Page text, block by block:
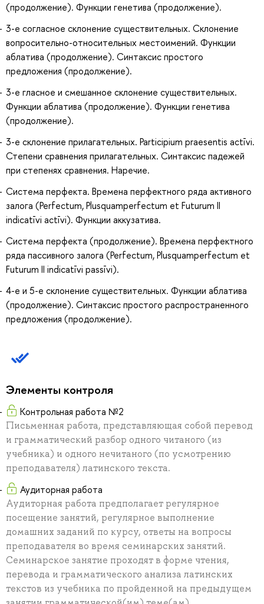
(продолжение). Функции генетива (продолжение).
3-е согласное склонение существительных. Склонение
вопросительно-относительных местоимений. Функции
аблатива (продолжение). Синтаксис простого
предложения (продолжение).
3-е гласное и смешанное склонение существительных.
Функции аблатива (продолжение). Функции генетива
(продолжение).
3-е склонение прилагательных. Participium praesentis actīvi.
Степени сравнения прилагательных. Синтаксис падежей
при степенях сравнения. Наречие.
Система перфекта. Времена перфектного ряда активного
залога (Perfectum, Plusquamperfectum et Futurum II
indicatīvi actīvi). Функции аккузатива.
Система перфекта (продолжение). Времена перфектного
ряда пассивного залога (Perfectum, Plusquamperfectum et
Futurum II indicatīvi passīvi).
4-е и 5-е склонение существительных. Функции аблатива
(продолжение). Синтаксис простого распространенного
предложения (продолжение).
Элементы контроля
Контрольная работа №2
Письменная работа, представляющая собой перевод
и грамматический разбор одного читаного (из
учебника) и одного нечитаного (по усмотрению
преподавателя) латинского текста.
Аудиторная работа
Аудиторная работа предполагает регулярное
посещение занятий, регулярное выполнение
домашних заданий по курсу, ответы на вопросы
преподавателя во время семинарских занятий.
Семинарское занятие проходят в форме чтения,
перевода и грамматического анализа латинских
текстов из учебника по пройденной на предыдущем